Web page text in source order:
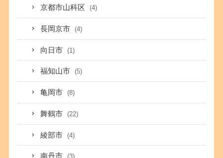
京都市山科区 (4)
長岡京市 (4)
向日市 (1)
福知山市 (5)
亀岡市 (8)
舞鶴市 (22)
綾部市 (4)
南丹市 (3)